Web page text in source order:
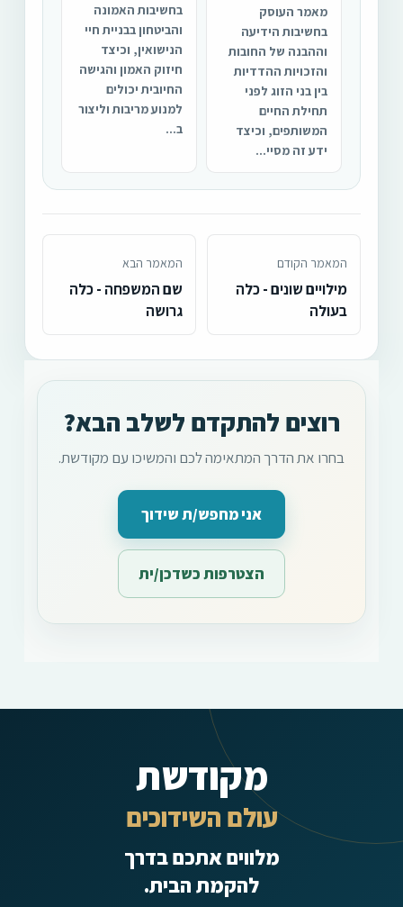
מאמר העוסק
בחשיבות הידיעה
וההבנה של החובות
והזכויות ההדדיות
בין בני הזוג לפני
תחילת החיים
המשותפים, וכיצד
ידע זה מסיי...
בחשיבות האמונה
והביטחון בבניית חיי
הנישואין, וכיצד
חיזוק האמון והגישה
החיובית יכולים
למנוע מריבות וליצור
ב...
המאמר הקודם
מילויים שונים - כלה
בעולה
המאמר הבא
שם המשפחה - כלה
גרושה
רוצים להתקדם לשלב הבא?
בחרו את הדרך המתאימה לכם והמשיכו עם מקודשת.
אני מחפש/ת שידוך
הצטרפות כשדכן/ית
מקודשת
עולם השידוכים
מלווים אתכם בדרך
להקמת הבית.